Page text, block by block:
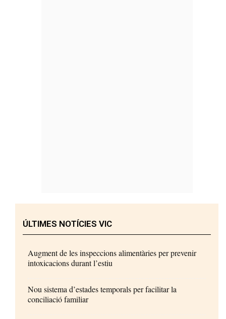
ÚLTIMES NOTÍCIES VIC
Augment de les inspeccions alimentàries per prevenir
intoxicacions durant l’estiu
Nou sistema d’estades temporals per facilitar la
conciliació familiar